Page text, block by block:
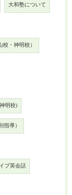
大和塾について
・神明校）
明校)
導）
プ英会話